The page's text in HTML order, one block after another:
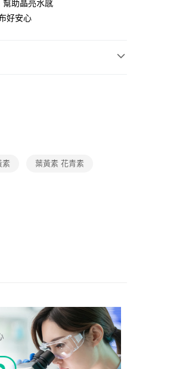
免運費
運費
運費
免運費
幫助晶亮水感
好安心
素 葉黃素 花青素